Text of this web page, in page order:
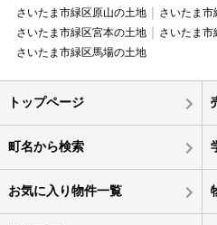
さいたま市緑区原山の土地
さいたま市
さいたま市緑区宮本の土地
さいたま市
さいたま市緑区馬場の土地
トップページ
町名から検索
お気に入り物件一覧